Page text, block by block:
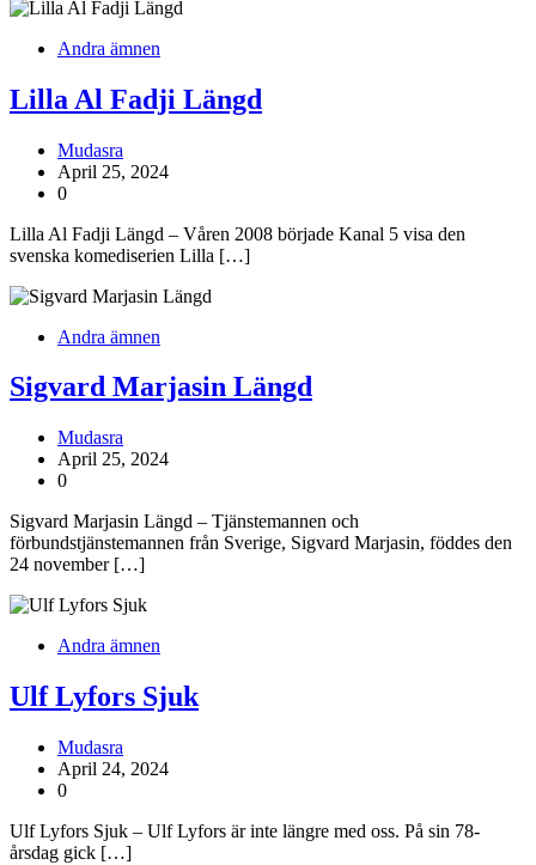
Andra ämnen
Lilla Al Fadji Längd
Mudasra
April 25, 2024
0
Lilla Al Fadji Längd – Våren 2008 började Kanal 5 visa den
svenska komediserien Lilla […]
Andra ämnen
Sigvard Marjasin Längd
Mudasra
April 25, 2024
0
Sigvard Marjasin Längd – Tjänstemannen och
förbundstjänstemannen från Sverige, Sigvard Marjasin, föddes den
24 november […]
Andra ämnen
Ulf Lyfors Sjuk
Mudasra
April 24, 2024
0
Ulf Lyfors Sjuk – Ulf Lyfors är inte längre med oss. På sin 78-
årsdag gick […]